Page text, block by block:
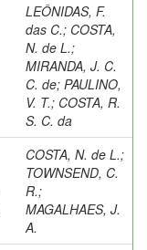
LEÔNIDAS, F.
das C.; COSTA,
N. de L.;
MIRANDA, J. C.
C. de; PAULINO,
V. T.; COSTA, R.
S. C. da
COSTA, N. de L.;
TOWNSEND, C.
R.;
MAGALHAES, J.
A.